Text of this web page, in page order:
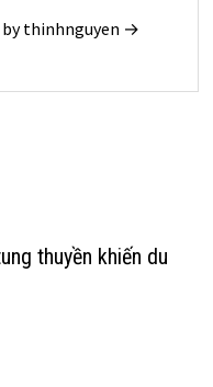
by thinhnguyen →
thuyền khiến du